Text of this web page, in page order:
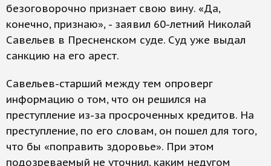
безоговорочно признает свою вину. «Да,
конечно, признаю», - заявил 60-летний Николай
Савельев в Пресненском суде. Суд уже выдал
санкцию на его арест.
Савельев-старший между тем опроверг
информацию о том, что он решился на
преступление из-за просроченных кредитов. На
преступление, по его словам, он пошел для того,
что бы «поправить здоровье». При этом
подозреваемый не уточнил, каким недугом